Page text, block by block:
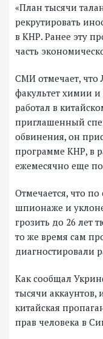
«План тысячи
рекрутировать
в КНР. Ранее эту
часть
СМИ отмечает, что
факультет химии
работал в
приглашенный
обвинения, он
программе КНР, в
ежемесячно еще
Отмечается, что
шпионаже и
грозить до 26 лет
то же время сам
диагностировали
Как сообщал
тысячи аккаунтов,
китайская
прав человека в